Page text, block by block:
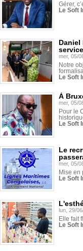
Gérer,
Le Soft
Daniel
mer, 05/
Notre
Le Soft
À
mer, 05/
Pour le
Le Soft
Le
mer, 05/
Mise en
Le Soft
lun, 29/
Elle fait
Le Soft